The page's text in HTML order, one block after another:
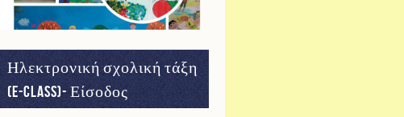
Ηλεκτρονική σχολική τάξη
(e-class)- Είσοδος